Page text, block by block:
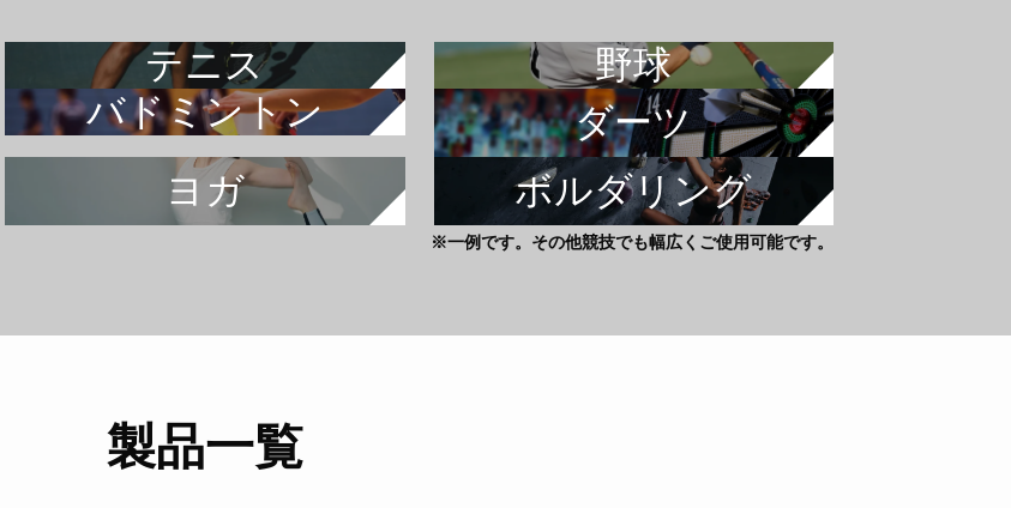
テニス
野球
バドミントン
ダーツ
ヨガ ボルダリング
※一例です。その他競技でも幅広くご使用可能です。
製品一覧